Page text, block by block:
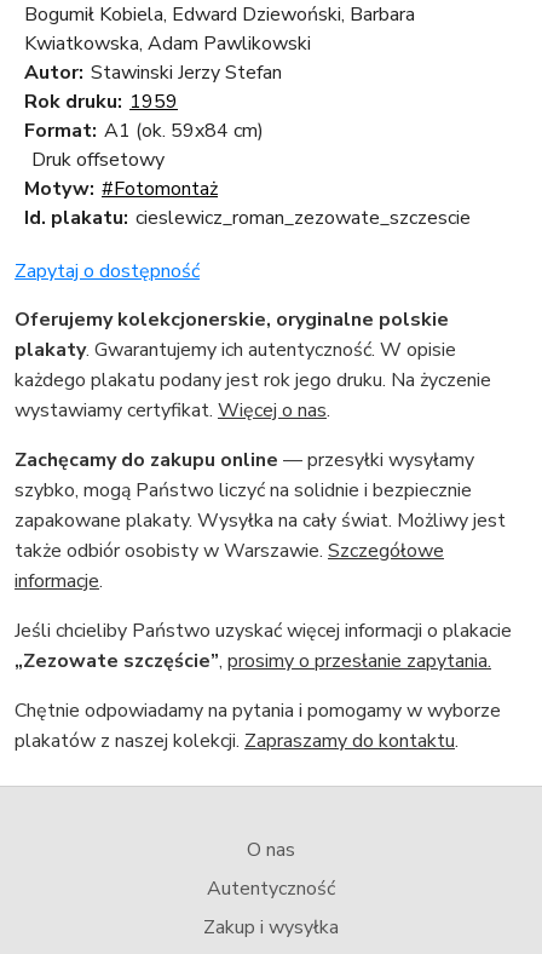
Bogumił Kobiela, Edward Dziewoński, Barbara
Kwiatkowska, Adam Pawlikowski
Autor: Stawinski Jerzy Stefan
Rok druku: 1959
Format: A1 (ok. 59x84 cm)
Druk offsetowy
Motyw: #Fotomontaż
Id. plakatu: cieslewicz_roman_zezowate_szczescie
Zapytaj o dostępność
Oferujemy kolekcjonerskie, oryginalne polskie
plakaty. Gwarantujemy ich autentyczność. W opisie
każdego plakatu podany jest rok jego druku. Na życzenie
wystawiamy certyfikat. Więcej o nas.
Zachęcamy do zakupu online — przesyłki wysyłamy
szybko, mogą Państwo liczyć na solidnie i bezpiecznie
zapakowane plakaty. Wysyłka na cały świat. Możliwy jest
także odbiór osobisty w Warszawie. Szczegółowe
informacje.
Jeśli chcieliby Państwo uzyskać więcej informacji o plakacie
„Zezowate szczęście”, prosimy o przesłanie zapytania.
Chętnie odpowiadamy na pytania i pomogamy w wyborze
plakatów z naszej kolekcji. Zapraszamy do kontaktu.
O nas
Autentyczność
Zakup i wysyłka